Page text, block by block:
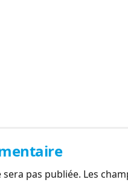
pas publiée. Les